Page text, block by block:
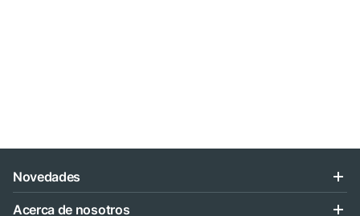
Novedades
Acerca de nosotros